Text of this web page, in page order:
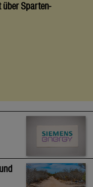
über Sparten-